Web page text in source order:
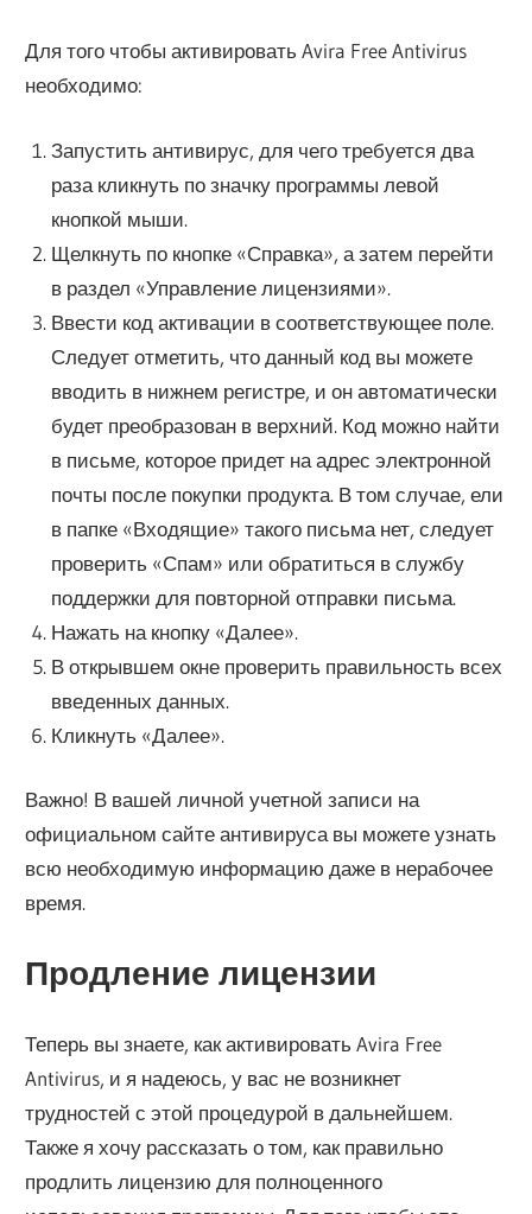
Для того чтобы активировать Avira Free Antivirus
необходимо:
Запустить антивирус, для чего требуется два
раза кликнуть по значку программы левой
кнопкой мыши.
Щелкнуть по кнопке «Справка», а затем перейти
в раздел «Управление лицензиями».
Ввести код активации в соответствующее поле.
Следует отметить, что данный код вы можете
вводить в нижнем регистре, и он автоматически
будет преобразован в верхний. Код можно найти
в письме, которое придет на адрес электронной
почты после покупки продукта. В том случае, ели
в папке «Входящие» такого письма нет, следует
проверить «Спам» или обратиться в службу
поддержки для повторной отправки письма.
Нажать на кнопку «Далее».
В открывшем окне проверить правильность всех
введенных данных.
Кликнуть «Далее».
Важно! В вашей личной учетной записи на
официальном сайте антивируса вы можете узнать
всю необходимую информацию даже в нерабочее
время.
Продление лицензии
Теперь вы знаете, как активировать Avira Free
Antivirus, и я надеюсь, у вас не возникнет
трудностей с этой процедурой в дальнейшем.
Также я хочу рассказать о том, как правильно
продлить лицензию для полноценного